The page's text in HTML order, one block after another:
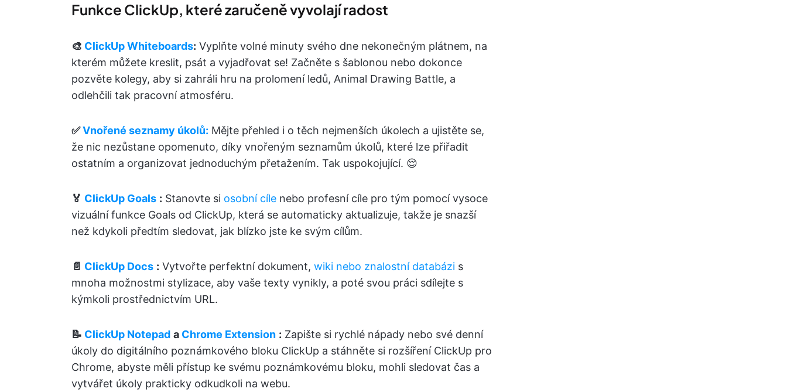
Funkce ClickUp, které zaručeně vyvolají radost
🎨 ClickUp Whiteboards: Vyplňte volné minuty svého dne nekonečným plátnem, na
kterém můžete kreslit, psát a vyjadřovat se! Začněte s šablonou nebo dokonce
pozvěte kolegy, aby si zahráli hru na prolomení ledů, Animal Drawing Battle, a
odlehčili tak pracovní atmosféru.
✅Vnořené seznamy úkolů: Mějte přehled i o těch nejmenších úkolech a ujistěte se,
že nic nezůstane opomenuto, díky vnořeným seznamům úkolů, které lze přiřadit
ostatním a organizovat jednoduchým přetažením. Tak uspokojující. 😌
🏅 ClickUp Goals : Stanovte si osobní cíle nebo profesní cíle pro tým pomocí vysoce
vizuální funkce Goals od ClickUp, která se automaticky aktualizuje, takže je snazší
než kdykoli předtím sledovat, jak blízko jste ke svým cílům.
📄 ClickUp Docs : Vytvořte perfektní dokument, wiki nebo znalostní databázi s
mnoha možnostmi stylizace, aby vaše texty vynikly, a poté svou práci sdílejte s
kýmkoli prostřednictvím URL.
📝 ClickUp Notepad a Chrome Extension : Zapište si rychlé nápady nebo své denní
úkoly do digitálního poznámkového bloku ClickUp a stáhněte si rozšíření ClickUp pro
Chrome, abyste měli přístup ke svému poznámkovému bloku, mohli sledovat čas a
vytvářet úkoly prakticky odkudkoli na webu.